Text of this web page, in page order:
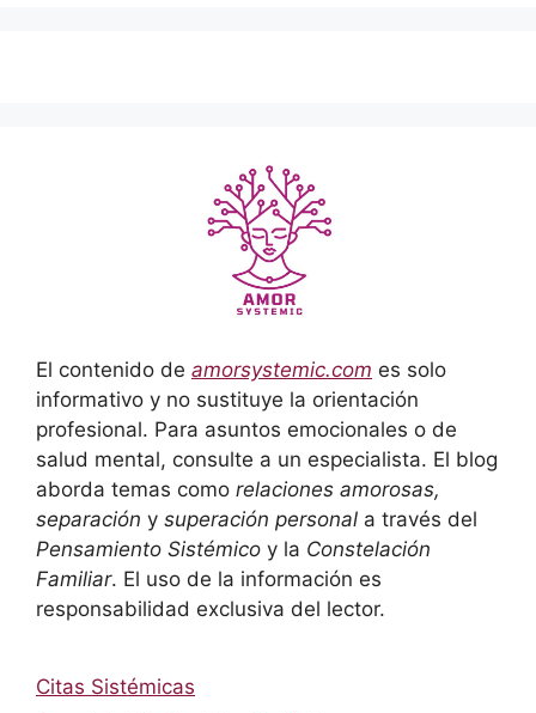
El contenido de amorsystemic.com es solo
informativo y no sustituye la orientación
profesional. Para asuntos emocionales o de
salud mental, consulte a un especialista. El blog
aborda temas como relaciones amorosas,
separación y superación personal a través del
Pensamiento Sistémico y la Constelación
Familiar. El uso de la información es
responsabilidad exclusiva del lector.
Citas Sistémicas